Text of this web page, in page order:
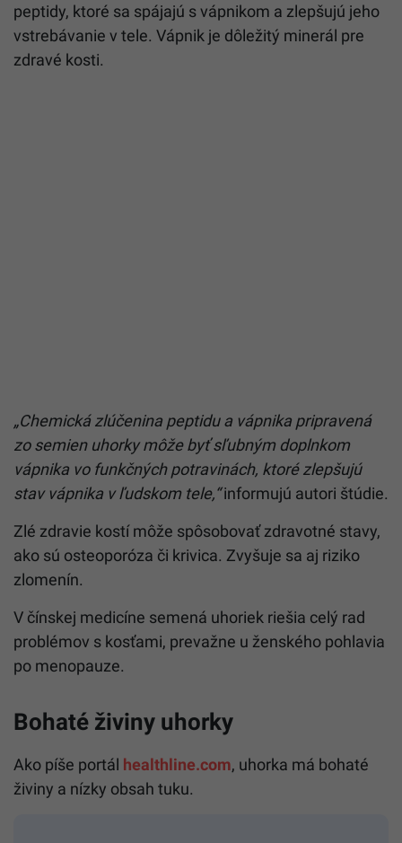
peptidy, ktoré sa spájajú s vápnikom a zlepšujú jeho
vstrebávanie v tele. Vápnik je dôležitý minerál pre
zdravé kosti.
„Chemická zlúčenina peptidu a vápnika pripravená
zo semien uhorky môže byť sľubným doplnkom
vápnika vo funkčných potravinách, ktoré zlepšujú
stav vápnika v ľudskom tele,“informujú autori štúdie.
Zlé zdravie kostí môže spôsobovať zdravotné stavy,
ako sú osteoporóza či krivica. Zvyšuje sa aj riziko
zlomenín.
V čínskej medicíne semená uhoriek riešia celý rad
problémov s kosťami, prevažne u ženského pohlavia
po menopauze.
Bohaté živiny uhorky
Ako píše portál healthline.com, uhorka má bohaté
živiny a nízky obsah tuku.